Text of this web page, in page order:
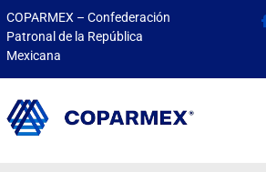
COPARMEX – Confederación
Patronal de la República
Mexicana